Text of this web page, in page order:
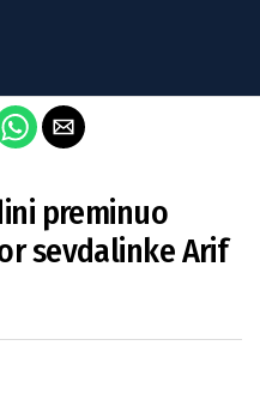
preminuo
sevdalinke Arif